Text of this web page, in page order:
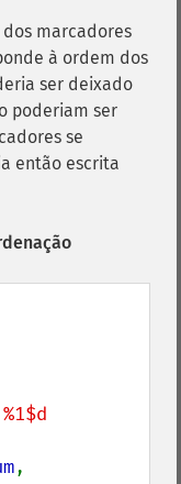
marcadores
à ordem dos
ser deixado
poderiam ser
se
então escrita